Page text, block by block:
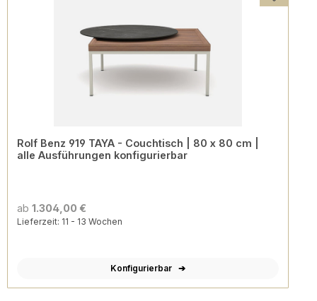
Rolf Benz 919 TAYA - Couchtisch | 80 x 80 cm |
alle Ausführungen konfigurierbar
ab 1.304,00 €
Lieferzeit: 11 - 13 Wochen
Konfigurierbar